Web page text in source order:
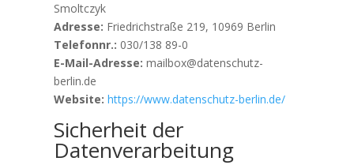
Smoltczyk
Adresse: Friedrichstraße 219, 10969 Berlin
Telefonnr.: 030/138 89-0
E-Mail-Adresse: mailbox@datenschutz-
berlin.de
Website: https://www.datenschutz-berlin.de/
Sicherheit der
Datenverarbeitung